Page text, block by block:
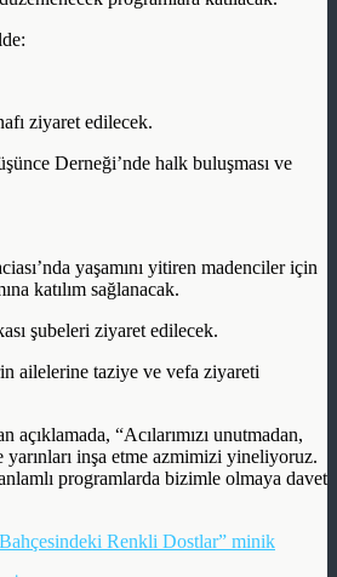
ziyaret edilecek.
Derneği’nde halk buluşması ve
yaşamını yitiren madenciler için
katılım sağlanacak.
şubeleri ziyaret edilecek.
ailelerine taziye ve vefa ziyareti
açıklamada, “Acılarımızı unutmadan,
inşa etme azmimizi yineliyoruz.
programlarda bizimle olmaya davet
Renkli Dostlar” minik